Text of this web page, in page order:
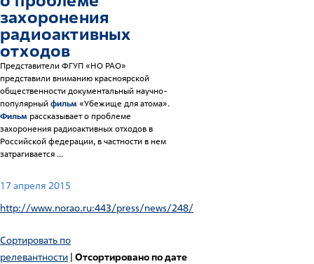
захоронения
радиоактивных
отходов
Представители ФГУП «НО РАО»
представили вниманию красноярской
общественности документальный научно-
популярныйфильм «Убежище для атома».
Фильм рассказывает о проблеме
захоронения радиоактивных отходов в
Российской федерации, в частности в нем
затрагивается ...
17 апреля 2015
http://www.norao.ru:443/press/news/248/
Сортировать по
релевантности | Отсортировано по дате